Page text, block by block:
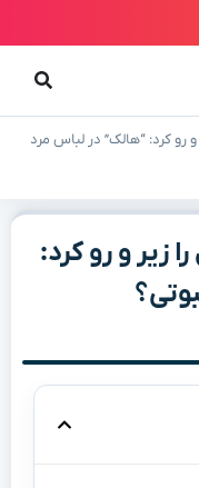
رو کرد: “هالک” در لباس مرد
زیر و رو کرد: